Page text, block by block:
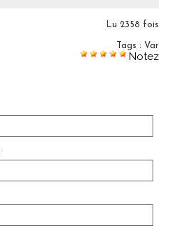
Lu 2358 fois
Tags : Var
Notez